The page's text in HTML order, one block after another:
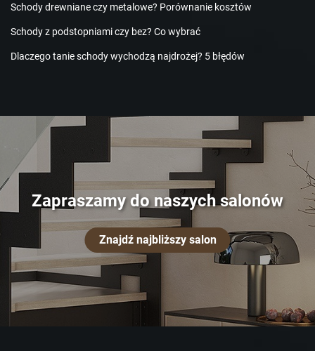
Schody drewniane czy metalowe? Porównanie kosztów
Schody z podstopniami czy bez? Co wybrać
Dlaczego tanie schody wychodzą najdrożej? 5 błędów
Zapraszamy do naszych salonów
Znajdź najbliższy salon